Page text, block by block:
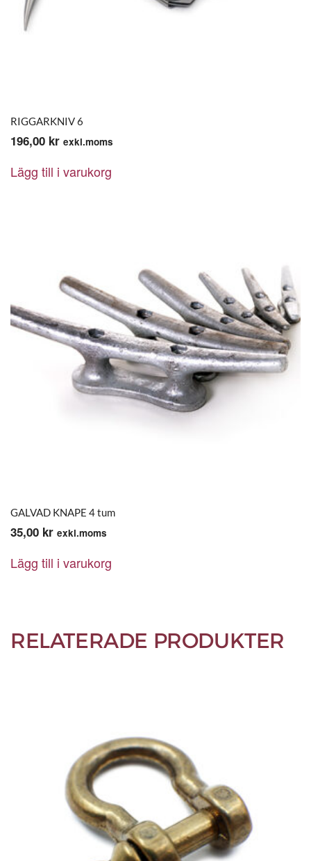
RIGGARKNIV 6
196,00 kr exkl.moms
Lägg till i varukorg
GALVAD KNAPE 4 tum
35,00 kr exkl.moms
Lägg till i varukorg
RELATERADE PRODUKTER